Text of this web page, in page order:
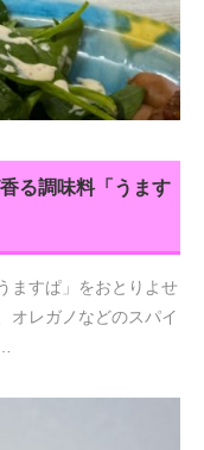
る調味料「うます
ますぱ」をおとりよせ
オレガノなどのスパイ